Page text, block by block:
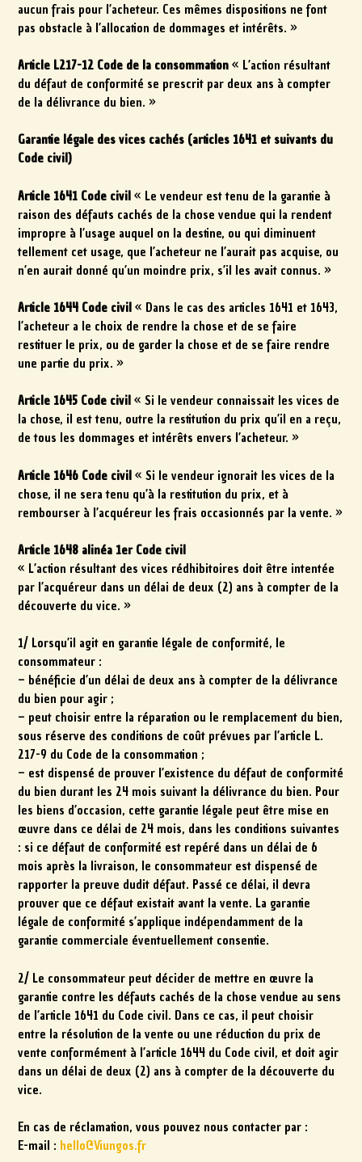
aucun frais pour l’acheteur. Ces mêmes dispositions ne font
pas obstacle à l’allocation de dommages et intérêts. »
Article L217-12 Code de la consommation « L’action résultant
du défaut de conformité se prescrit par deux ans à compter
de la délivrance du bien. »
Garantie légale des vices cachés (articles 1641 et suivants du
Code civil)
Article 1641 Code civil « Le vendeur est tenu de la garantie à
raison des défauts cachés de la chose vendue qui la rendent
impropre à l’usage auquel on la destine, ou qui diminuent
tellement cet usage, que l’acheteur ne l’aurait pas acquise, ou
n’en aurait donné qu’un moindre prix, s’il les avait connus. »
Article 1644 Code civil « Dans le cas des articles 1641 et 1643,
l’acheteur a le choix de rendre la chose et de se faire
restituer le prix, ou de garder la chose et de se faire rendre
une partie du prix. »
Article 1645 Code civil « Si le vendeur connaissait les vices de
la chose, il est tenu, outre la restitution du prix qu’il en a reçu,
de tous les dommages et intérêts envers l’acheteur. »
Article 1646 Code civil « Si le vendeur ignorait les vices de la
chose, il ne sera tenu qu’à la restitution du prix, et à
rembourser à l’acquéreur les frais occasionnés par la vente. »
Article 1648 alinéa 1er Code civil
« L’action résultant des vices rédhibitoires doit être intentée
par l’acquéreur dans un délai de deux (2) ans à compter de la
découverte du vice. »
1/ Lorsqu’il agit en garantie légale de conformité, le
consommateur :
– bénéficie d’un délai de deux ans à compter de la délivrance
du bien pour agir ;
– peut choisir entre la réparation ou le remplacement du bien,
sous réserve des conditions de coût prévues par l’article L.
217-9 du Code de la consommation ;
– est dispensé de prouver l’existence du défaut de conformité
du bien durant les 24 mois suivant la délivrance du bien. Pour
les biens d’occasion, cette garantie légale peut être mise en
œuvre dans ce délai de 24 mois, dans les conditions suivantes
: si ce défaut de conformité est repéré dans un délai de 6
mois après la livraison, le consommateur est dispensé de
rapporter la preuve dudit défaut. Passé ce délai, il devra
prouver que ce défaut existait avant la vente. La garantie
légale de conformité s’applique indépendamment de la
garantie commerciale éventuellement consentie.
2/ Le consommateur peut décider de mettre en œuvre la
garantie contre les défauts cachés de la chose vendue au sens
de l’article 1641 du Code civil. Dans ce cas, il peut choisir
entre la résolution de la vente ou une réduction du prix de
vente conformément à l’article 1644 du Code civil, et doit agir
dans un délai de deux (2) ans à compter de la découverte du
vice.
En cas de réclamation, vous pouvez nous contacter par :
E-mail : hello@Viungos.fr